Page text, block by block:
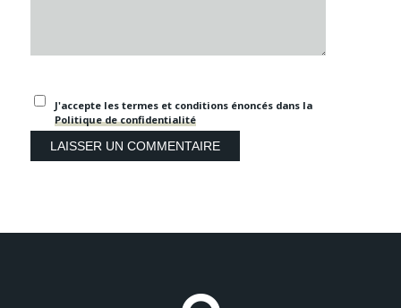
J'accepte les termes et conditions énoncés dans la
Politique de confidentialité